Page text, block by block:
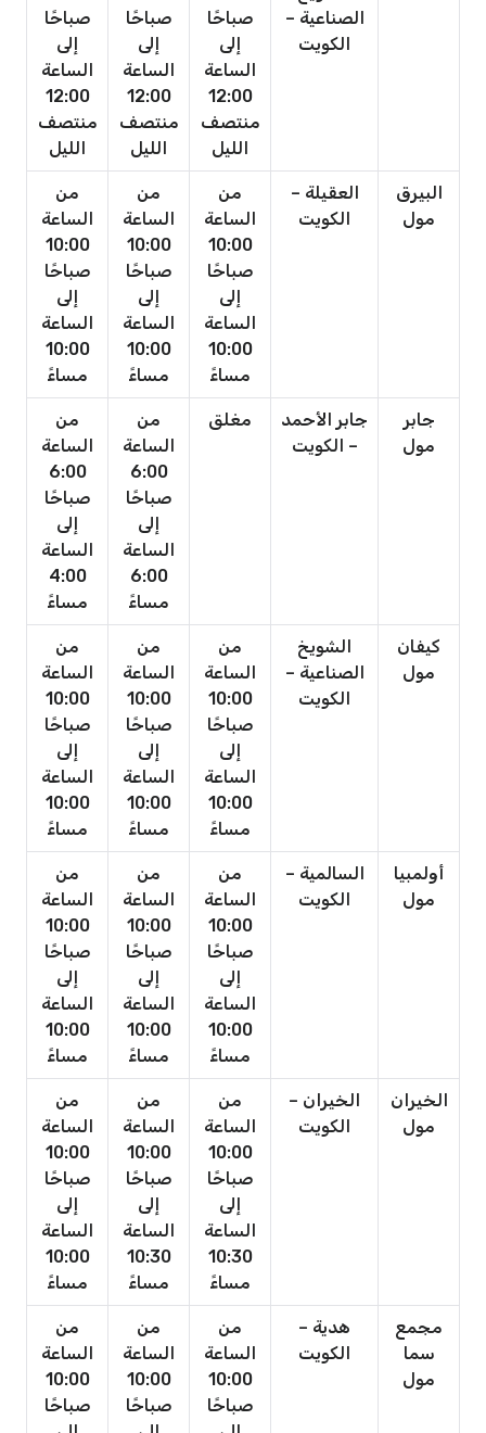
الصناعية –
الكويت
صباحًا
إلى
الساعة
12:00
منتصف
الليل
صباحًا
إلى
الساعة
12:00
منتصف
الليل
صباحًا
إلى
الساعة
12:00
منتصف
الليل
البيرق
مول
العقيلة –
الكويت
من
الساعة
10:00
صباحًا
إلى
الساعة
10:00
مساءً
من
الساعة
10:00
صباحًا
إلى
الساعة
10:00
مساءً
من
الساعة
10:00
صباحًا
إلى
الساعة
10:00
مساءً
جابر
مول
جابر الأحمد
– الكويت
مغلق
من
الساعة
6:00
صباحًا
إلى
الساعة
6:00
مساءً
من
الساعة
6:00
صباحًا
إلى
الساعة
4:00
مساءً
كيفان
مول
الشويخ
الصناعية –
الكويت
من
الساعة
10:00
صباحًا
إلى
الساعة
10:00
مساءً
من
الساعة
10:00
صباحًا
إلى
الساعة
10:00
مساءً
من
الساعة
10:00
صباحًا
إلى
الساعة
10:00
مساءً
أولمبيا
مول
السالمية –
الكويت
من
الساعة
10:00
صباحًا
إلى
الساعة
10:00
مساءً
من
الساعة
10:00
صباحًا
إلى
الساعة
10:00
مساءً
من
الساعة
10:00
صباحًا
إلى
الساعة
10:00
مساءً
الخيران
مول
الخيران –
الكويت
من
الساعة
10:00
صباحًا
إلى
الساعة
10:30
مساءً
من
الساعة
10:00
صباحًا
إلى
الساعة
10:30
مساءً
من
الساعة
10:00
صباحًا
إلى
الساعة
10:00
مساءً
مجمع
سما
مول
هدية –
الكويت
من
الساعة
10:00
صباحًا
من
الساعة
10:00
صباحًا
من
الساعة
10:00
صباحًا